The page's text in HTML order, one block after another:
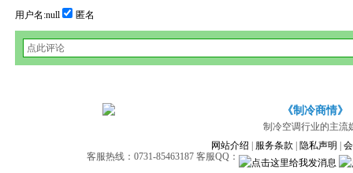
用户名:null 匿名
《制冷商情》
制冷空调行业的主流
网站介绍
服务条款 隐私声明
客服热线：0731-85463187 客服QQ：